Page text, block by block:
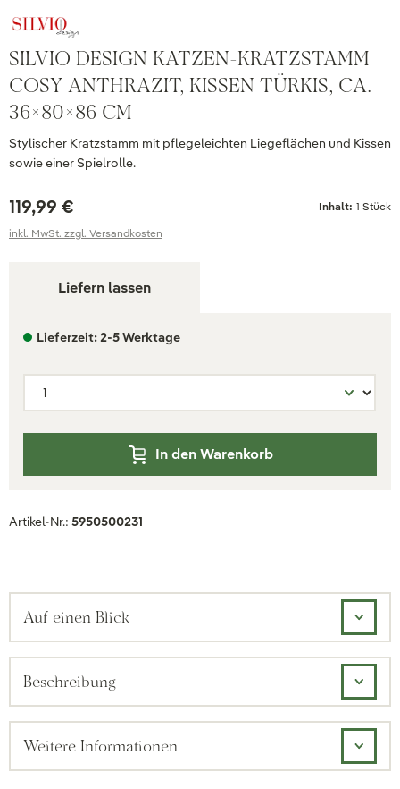
SILVIO DESIGN KATZEN-KRATZSTAMM
COSY ANTHRAZIT, KISSEN TÜRKIS, CA.
36X80X86 CM
Stylischer Kratzstamm mit pflegeleichten Liegeflächen und Kissen
sowie einer Spielrolle.
119,99 € Inhalt: 1 Stück
inkl. MwSt. zzgl. Versandkosten
Liefern lassen
Lieferzeit: 2-5 Werktage
In den Warenkorb
Artikel-Nr.: 5950500231
Auf einen Blick
Beschreibung
Weitere Informationen